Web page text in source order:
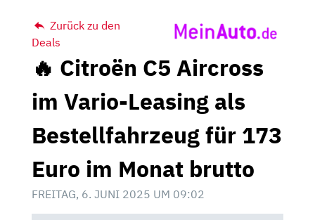
Zurück zu den
Deals
🔥 Citroën C5 Aircross
im Vario-Leasing als
Bestellfahrzeug für 173
Euro im Monat brutto
FREITAG, 6. JUNI 2025 UM 09:02